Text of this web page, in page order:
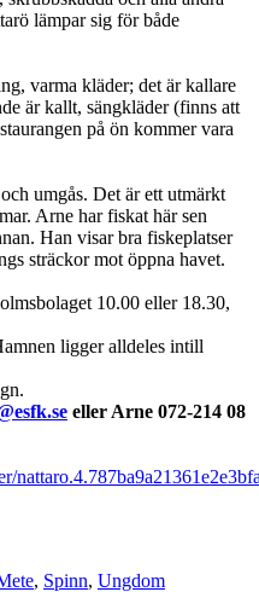
lämpar sig för både
varma kläder; det är kallare
är kallt, sängkläder (finns att
på ön kommer vara
umgås. Det är ett utmärkt
Arne har fiskat här sen
Han visar bra fiskeplatser
sträckor mot öppna havet.
10.00 eller 18.30,
ligger alldeles intill
eller Arne 072-214 08
, Spinn, Ungdom